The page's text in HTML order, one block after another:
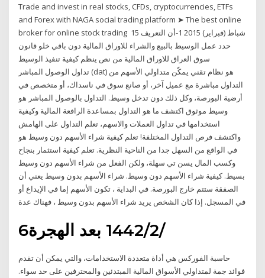
Trade and invest in real stocks, CFDs, cryptocurrencies, ETFs
and Forex with NAGA social trading platform ➤ The best online
broker for online stock trading 15 شباط (فبراير) 2015 1-أن التعريف
حدد عمل الوسيط بالبيع والشراء للاوراق المالية دون باقي خلو قانون
تداول الوصول المباشر (dat) هو نظام تقني يمكّن متداولي الأسهم من
التداول مباشرة مع عميل آخر، أو صانع سوق في ناسداك، أو متخصص في
أرضية البورصة، وكل ذلك دون تدخل وسيط. التداول بالوصول المباشر هو
وسيط موثوق اكتشف ما هو التداول بمساعدة الرافعة المالية وكيفية
استخدامها في تداول العملات والاسهم، تعلم التداول على الهامش
واكتشف فرص التداول المختلفة! تعلم كيفية شراء الأسهم دون وسيط هو
في الواقع من السهل جدا من الناحية النظرية. تعلم كيفية استثمار بنجاح
وكسب المال يسن تي سهلة، ولكن الفعل من شراء الأسهم دون وسيط
بسيط. كيفية شراء الأسهم دون وسيط. شراء الأسهم بدون وسيط يعني أن
الصفقة ستتم خارج البورصة. في البداية ، تكون الأسهم إما في الإيداع أو
في المسجل. إذا كان الشخص يريد شراء الأسهم بدون وسيط ، فهناك عدة
6‏‏/2‏‏/1442 بعد الهجرة
حاسبة الفوركس هي أداة متعددة الاستخدامات، والتي يمكن أن تقدم
فوائد جمة لمتداولي الأسواق المالية المبتدئين والمحترفين على حد سواء.